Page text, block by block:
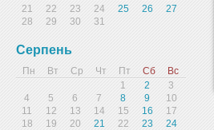
21
22 23 24 25 26
27
28
29 30 31
Серпень
Пн Вт Ср Чт Пт Сб
Вс
1
2
3
4
5 6 7 8 9
10
11
12 13 14 15 16
17
18
19 20 21 22 23
24